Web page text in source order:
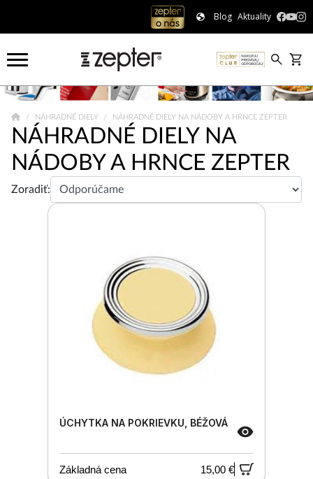
Blog Aktuality
NÁHRADNÉ DIELY NÁHRADNÉ DIELY NA NÁDOBY A HRNCE ZEPTER
NÁHRADNÉ DIELY NA
NÁDOBY A HRNCE ZEPTER
Zoradiť:
ÚCHYTKA NA POKRIEVKU, BÉŽOVÁ
Základná cena 15,00 €